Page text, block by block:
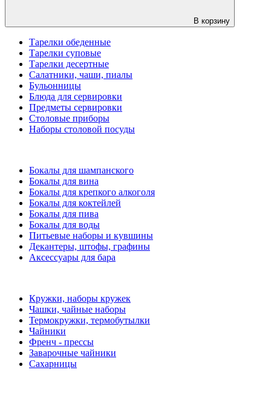
В корзину
Тарелки обеденные
Тарелки суповые
Тарелки десертные
Салатники, чаши, пиалы
Бульонницы
Блюда для сервировки
Предметы сервировки
Столовые приборы
Наборы столовой посуды
Бокалы для шампанского
Бокалы для вина
Бокалы для крепкого алкоголя
Бокалы для коктейлей
Бокалы для пива
Бокалы для воды
Питьевые наборы и кувшины
Декантеры, штофы, графины
Аксессуары для бара
Кружки, наборы кружек
Чашки, чайные наборы
Термокружки, термобутылки
Чайники
Френч - прессы
Заварочные чайники
Сахарницы